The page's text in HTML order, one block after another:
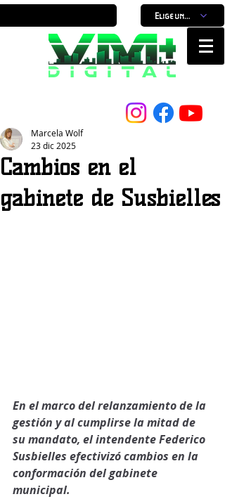
Elige un horario
Cambios en el
gabinete de Susbielles
Marcela Wolf
23 dic 2025
En el marco del relanzamiento de la
gestión y al cumplirse la mitad de
su mandato, el intendente Federico
Susbielles efectivizó cambios en la
conformación del gabinete
municipal.